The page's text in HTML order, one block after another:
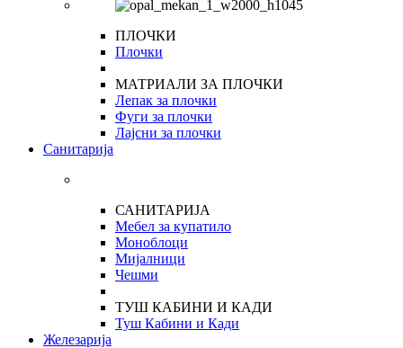
ПЛОЧКИ
Плочки
МАТРИАЛИ ЗА ПЛОЧКИ
Лепак за плочки
Фуги за плочки
Лајсни за плочки
Санитарија
САНИТАРИЈА
Мебел за купатило
Моноблоци
Мијалници
Чешми
ТУШ КАБИНИ И КАДИ
Туш Кабини и Кади
Железарија